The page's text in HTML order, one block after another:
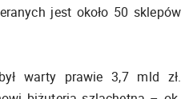
jest około 50 sklepów
warty prawie 3,7 mld zł.